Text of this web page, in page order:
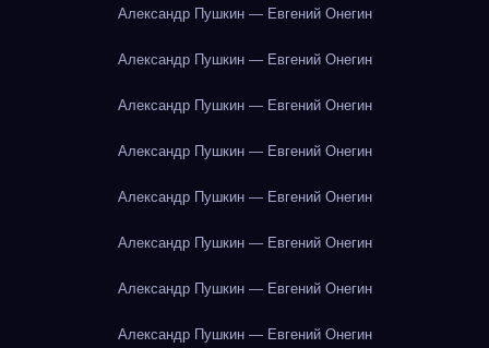
Александр Пушкин — Евгений Онегин
Александр Пушкин — Евгений Онегин
Александр Пушкин — Евгений Онегин
Александр Пушкин — Евгений Онегин
Александр Пушкин — Евгений Онегин
Александр Пушкин — Евгений Онегин
Александр Пушкин — Евгений Онегин
Александр Пушкин — Евгений Онегин